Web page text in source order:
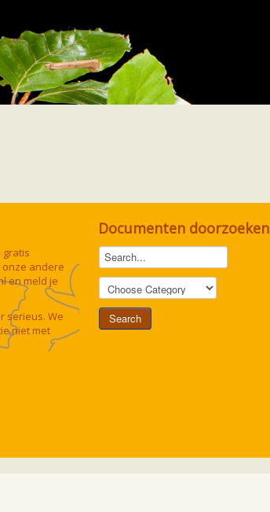
gratis
andere
en meld je
serieus. We
niet met
Documenten doorzoeken